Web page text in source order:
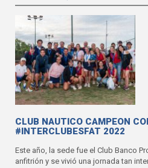
CLUB NAUTICO CAMPEON
#INTERCLUBESFAT 2022
Este año, la sede fue el Club Banco
anfitrión y se vivió una jornada tan